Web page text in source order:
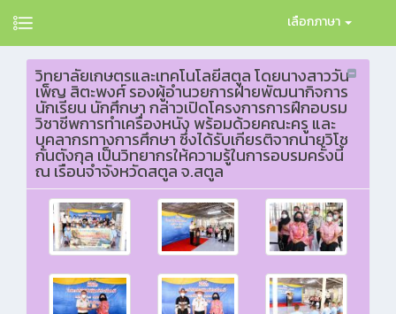
เลือกภาษา
วิทยาลัยเกษตรและเทคโนโลยีสตูล โดยนางสาววัน
เพ็ญ สิตะพงศ์ รองผู้อำนวยการฝ่ายพัฒนากิจการ
นักเรียน นักศึกษา กล่าวเปิดโครงการการฝึกอบรม
วิชาชีพการทำเครื่องหนัง พร้อมด้วยคณะครู และ
บุคลากรทางการศึกษา ซึ่งได้รับเกียรติจากนายวิโช
กันตังกุล เป็นวิทยากรให้ความรู้ในการอบรมครั้งนี้
ณ เรือนจำจังหวัดสตูล จ.สตูล